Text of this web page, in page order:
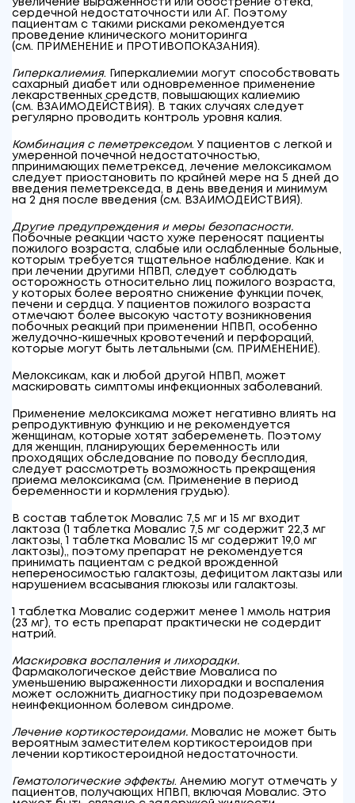
увеличение выраженности или обострение отека,
сердечной недостаточности или АГ. Поэтому
пациентам с такими рисками рекомендуется
проведение клинического мониторинга
(см. ПРИМЕНЕНИЕ и ПРОТИВОПОКАЗАНИЯ).
Гиперкалиемия. Гиперкалиемии могут способствовать
сахарный диабет или одновременное применение
лекарственных средств, повышающих калиемию
(см. ВЗАИМОДЕЙСТВИЯ). В таких случаях следует
регулярно проводить контроль уровня калия.
Комбинация с пеметрекседом. У пациентов с легкой и
умеренной почечной недостаточностью,
ппринимающих пеметрексед, лечение мелоксикамом
следует приостановить по крайней мере на 5 дней до
введения пеметрекседа, в день введения и минимум
на 2 дня после введения (см. ВЗАИМОДЕЙСТВИЯ).
Другие предупреждения и меры безопасности.
Побочные реакции часто хуже переносят пациенты
пожилого возраста, слабые или ослабленные больные,
которым требуется тщательное наблюдение. Как и
при лечении другими НПВП, следует соблюдать
осторожность относительно лиц пожилого возраста,
у которых более вероятно снижение функции почек,
печени и сердца. У пациентов пожилого возраста
отмечают более высокую частоту возникновения
побочных реакций при применении НПВП, особенно
желудочно-кишечных кровотечений и перфораций,
которые могут быть летальными (см. ПРИМЕНЕНИЕ).
Мелоксикам, как и любой другой НПВП, может
маскировать симптомы инфекционных заболеваний.
Применение мелоксикама может негативно влиять на
репродуктивную функцию и не рекомендуется
женщинам, которые хотят забеременеть. Поэтому
для женщин, планирующих беременность или
проходящих обследование по поводу бесплодия,
следует рассмотреть возможность прекращения
приема мелоксикама (см. Применение в период
беременности и кормления грудью).
В состав таблеток Мовалис 7,5 мг и 15 мг входит
лактоза (1 таблетка Мовалис 7,5 мг содержит 22,3 мг
лактозы, 1 таблетка Мовалис 15 мг содержит 19,0 мг
лактозы),, поэтому препарат не рекомендуется
принимать пациентам с редкой врожденной
непереносимостью галактозы, дефицитом лактазы или
нарушением всасывания глюкозы или галактозы.
1 таблетка Мовалис содержит менее 1 ммоль натрия
(23 мг), то есть препарат практически не содердит
натрий.
Маскировка воспаления и лихорадки.
Фармакологическое действие Мовалиса по
уменьшению выраженности лихорадки и воспаления
может осложнить диагностику при подозреваемом
неинфекционном болевом синдроме.
Лечение кортикостероидами. Мовалис не может быть
вероятным заместителем кортикостероидов при
лечении кортикостероидной недостаточности.
Гематологические эффекты. Анемию могут отмечать у
пациентов, получающих НПВП, включая Мовалис. Это